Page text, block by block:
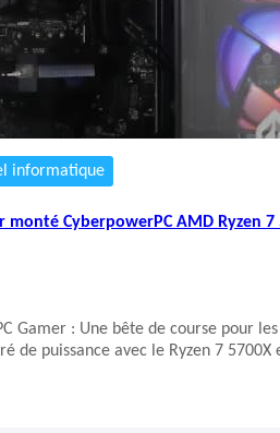
informatique
monté CyberpowerPC AMD Ryzen
Gamer : Une bête de course pour
de puissance avec le Ryzen 7 5700X